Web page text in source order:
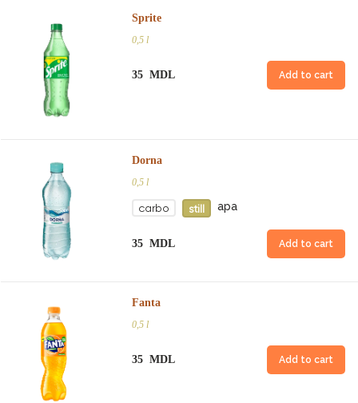
Sprite
0,5 l
35 MDL Add to cart
Dorna
0,5 l
carbo still apa
35 MDL Add to cart
Fanta
0,5 l
35 MDL Add to cart